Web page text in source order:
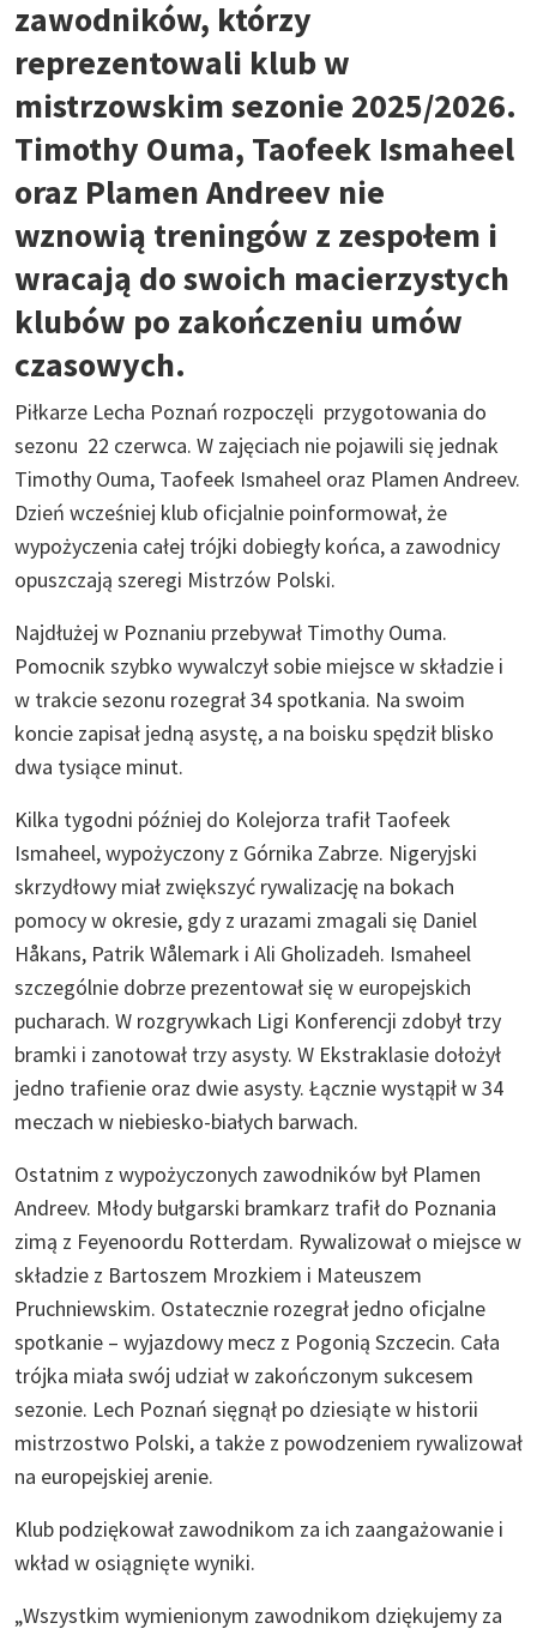
zawodników, którzy
reprezentowali klub w
mistrzowskim sezonie 2025/2026.
Timothy Ouma, Taofeek Ismaheel
oraz Plamen Andreev nie
wznowią treningów z zespołem i
wracają do swoich macierzystych
klubów po zakończeniu umów
czasowych.
Piłkarze Lecha Poznań rozpoczęli przygotowania do
sezonu 22 czerwca. W zajęciach nie pojawili się jednak
Timothy Ouma, Taofeek Ismaheel oraz Plamen Andreev.
Dzień wcześniej klub oficjalnie poinformował, że
wypożyczenia całej trójki dobiegły końca, a zawodnicy
opuszczają szeregi Mistrzów Polski.
Najdłużej w Poznaniu przebywał Timothy Ouma.
Pomocnik szybko wywalczył sobie miejsce w składzie i
w trakcie sezonu rozegrał 34 spotkania. Na swoim
koncie zapisał jedną asystę, a na boisku spędził blisko
dwa tysiące minut.
Kilka tygodni później do Kolejorza trafił Taofeek
Ismaheel, wypożyczony z Górnika Zabrze. Nigeryjski
skrzydłowy miał zwiększyć rywalizację na bokach
pomocy w okresie, gdy z urazami zmagali się Daniel
Håkans, Patrik Wålemark i Ali Gholizadeh. Ismaheel
szczególnie dobrze prezentował się w europejskich
pucharach. W rozgrywkach Ligi Konferencji zdobył trzy
bramki i zanotował trzy asysty. W Ekstraklasie dołożył
jedno trafienie oraz dwie asysty. Łącznie wystąpił w 34
meczach w niebiesko-białych barwach.
Ostatnim z wypożyczonych zawodników był Plamen
Andreev. Młody bułgarski bramkarz trafił do Poznania
zimą z Feyenoordu Rotterdam. Rywalizował o miejsce w
składzie z Bartoszem Mrozkiem i Mateuszem
Pruchniewskim. Ostatecznie rozegrał jedno oficjalne
spotkanie – wyjazdowy mecz z Pogonią Szczecin. Cała
trójka miała swój udział w zakończonym sukcesem
sezonie. Lech Poznań sięgnął po dziesiąte w historii
mistrzostwo Polski, a także z powodzeniem rywalizował
na europejskiej arenie.
Klub podziękował zawodnikom za ich zaangażowanie i
wkład w osiągnięte wyniki.
„Wszystkim wymienionym zawodnikom dziękujemy za